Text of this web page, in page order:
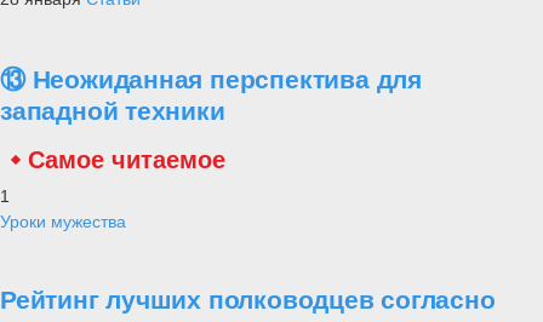
⑬ Неожиданная перспектива для
западной техники
Самое читаемое
1
Уроки мужества
Рейтинг лучших полководцев согласно